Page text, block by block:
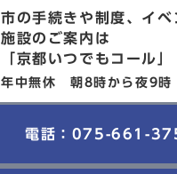
市の手続きや制度、イベ
施設のご案内は
「京都いつでもコール」
年中無休 朝8時から夜9時
電話：075-661-